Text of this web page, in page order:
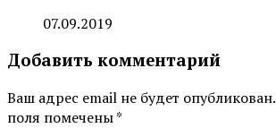
07.09.2019
Добавить комментарий
Ваш адрес email не будет опубликован.
поля помечены*